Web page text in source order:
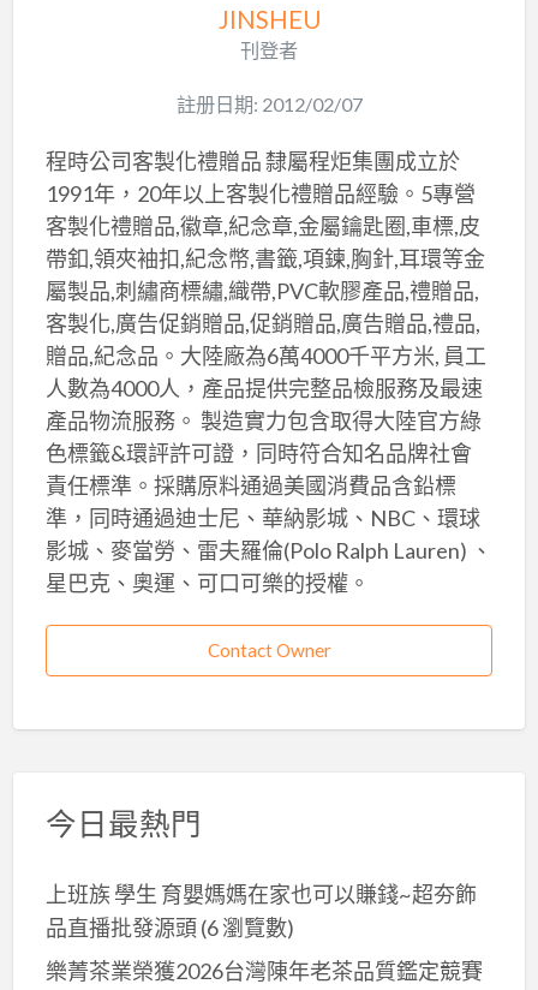
JINSHEU
刊登者
註册日期: 2012/02/07
程時公司客製化禮贈品 隸屬程炬集團成立於
1991年，20年以上客製化禮贈品經驗。5專營
客製化禮贈品,徽章,紀念章,金屬鑰匙圈,車標,皮
帶釦,領夾袖扣,紀念幣,書籤,項鍊,胸針,耳環等金
屬製品,刺繡商標繡,織帶,PVC軟膠產品,禮贈品,
客製化,廣告促銷贈品,促銷贈品,廣告贈品,禮品,
贈品,紀念品。大陸廠為6萬4000千平方米, 員工
人數為4000人，產品提供完整品檢服務及最速
產品物流服務。 製造實力包含取得大陸官方綠
色標籤&環評許可證，同時符合知名品牌社會
責任標準。採購原料通過美國消費品含鉛標
準，同時通過迪士尼、華納影城、NBC、環球
影城、麥當勞、雷夫羅倫(Polo Ralph Lauren) 、
星巴克、奧運、可口可樂的授權。
Contact Owner
今日最熱門
上班族 學生 育嬰媽媽在家也可以賺錢~超夯飾
品直播批發源頭(6 瀏覽數)
樂菁茶業榮獲2026台灣陳年老茶品質鑑定競賽